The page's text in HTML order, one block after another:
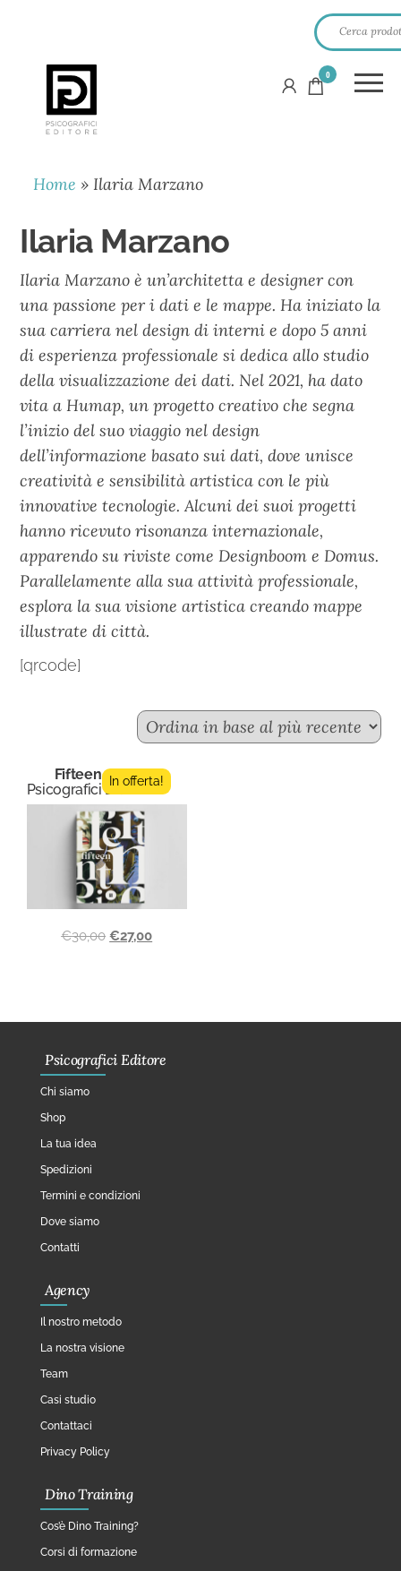
PSICOGRAFICI
EDITORE
0
Home »Ilaria Marzano
Ilaria Marzano
Ilaria Marzano è un’architetta e designer con
una passione per i dati e le mappe. Ha iniziato la
sua carriera nel design di interni e dopo 5 anni
di esperienza professionale si dedica allo studio
della visualizzazione dei dati. Nel 2021, ha dato
vita a Humap, un progetto creativo che segna
l’inizio del suo viaggio nel design
dell’informazione basato sui dati, dove unisce
creatività e sensibilità artistica con le più
innovative tecnologie. Alcuni dei suoi progetti
hanno ricevuto risonanza internazionale,
apparendo su riviste come Designboom e Domus.
Parallelamente alla sua attività professionale,
esplora la sua visione artistica creando mappe
illustrate di città.
[qrcode]
Fifteen n.5
Psicografici Editore
In offerta!
€30,00 €27,00
Psicografici Editore
Chi siamo
Shop
La tua idea
Spedizioni
Termini e condizioni
Dove siamo
Contatti
Agency
Il nostro metodo
La nostra visione
Team
Casi studio
Contattaci
Privacy Policy
Dino Training
Cos’è Dino Training?
Corsi di formazione